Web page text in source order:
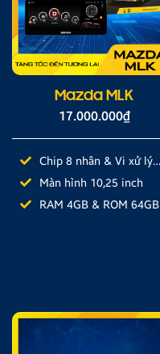
Mazda MLK
17.000.000₫
Chip 8 nhân & Vi xử lý
MTK8259
Màn hình 10,25 inch
RAM 4GB & ROM 64GB